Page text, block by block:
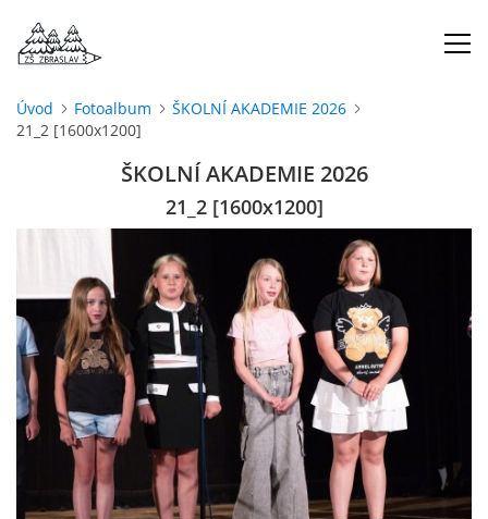
ÚVOD
DOKUMENTY
ŠKOLSKÁ RADA
PROJEKTY
Úvod Fotoalbum
ŠKOLNÍ AKADEMIE 2026
21_2 [1600x1200]
ŠKOLNÍ AKADEMIE 2026
21_2 [1600x1200]